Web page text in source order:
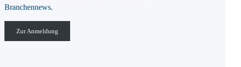
Branchennews.
Zur Anmeldung